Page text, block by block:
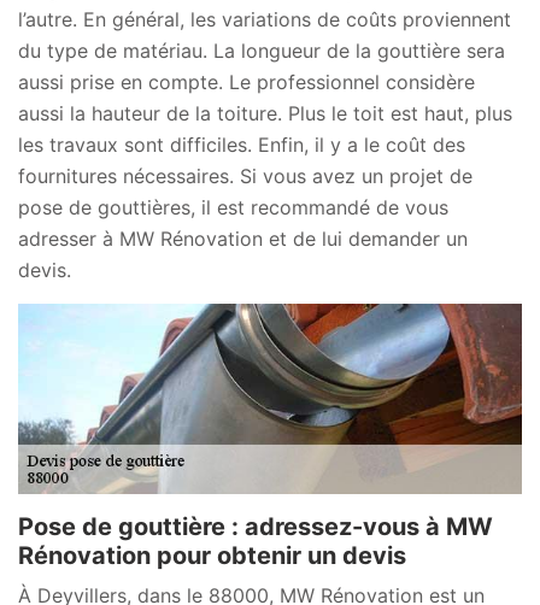
l’autre. En général, les variations de coûts proviennent
du type de matériau. La longueur de la gouttière sera
aussi prise en compte. Le professionnel considère
aussi la hauteur de la toiture. Plus le toit est haut, plus
les travaux sont difficiles. Enfin, il y a le coût des
fournitures nécessaires. Si vous avez un projet de
pose de gouttières, il est recommandé de vous
adresser à MW Rénovation et de lui demander un
devis.
Pose de gouttière : adressez-vous à MW
Rénovation pour obtenir un devis
À Deyvillers, dans le 88000, MW Rénovation est un